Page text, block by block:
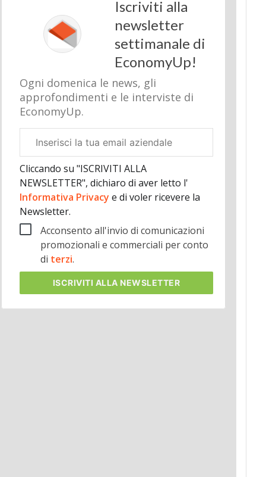
Iscriviti alla
newsletter
settimanale di
EconomyUp!
Ogni domenica le news, gli
approfondimenti e le interviste di
EconomyUp.
aziendale
Cliccando su "ISCRIVITI ALLA
NEWSLETTER", dichiaro di aver letto l'
Informativa Privacy e di voler ricevere la
Newsletter.
Acconsento all'invio di comunicazioni
promozionali e commerciali per conto
di terzi.
ISCRIVITI ALLA NEWSLETTER